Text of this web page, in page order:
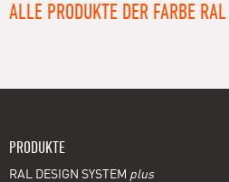
ALLE PRODUKTE DER FARBE RAL
PRODUKTE
RAL DESIGN SYSTEM plus